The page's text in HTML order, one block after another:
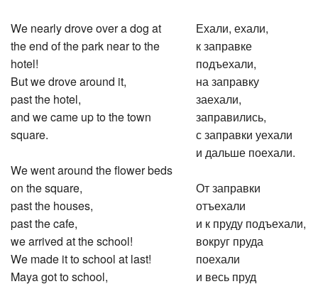
We nearly drove over a dog at
the end of the park near to the
hotel!
But we drove around it,
past the hotel,
and we came up to the town
square.
We went around the flower beds
on the square,
past the houses,
past the cafe,
we arrived at the school!
We made it to school at last!
Maya got to school,
Ехали, ехали,
к заправке
подъехали,
на заправку
заехали,
заправились,
с заправки уехали
и дальше поехали.
От заправки
отъехали
и к пруду подъехали,
вокруг пруда
поехали
и весь пруд